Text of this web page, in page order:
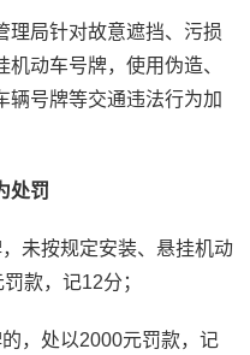
局针对故意遮挡、污损
动车号牌，使用伪造、
辆号牌等交通违法行为加
处罚
未按规定安装、悬挂机动
款，记12分；
，处以2000元罚款，记